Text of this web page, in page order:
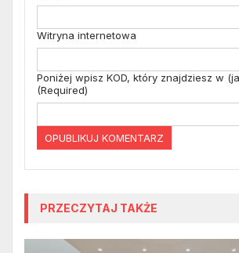
Witryna internetowa
Poniżej wpisz KOD, który znajdziesz w
(Required)
PRZECZYTAJ TAKŻE